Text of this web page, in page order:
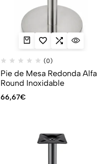
(0)
Pie de Mesa Redonda Alfa
Round Inoxidable
66,67€